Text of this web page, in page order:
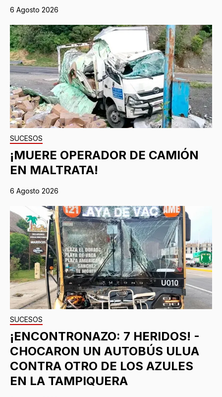
6 Agosto 2026
SUCESOS
¡MUERE OPERADOR DE CAMIÓN
EN MALTRATA!
6 Agosto 2026
SUCESOS
¡ENCONTRONAZO: 7 HERIDOS! -
CHOCARON UN AUTOBÚS ULUA
CONTRA OTRO DE LOS AZULES
EN LA TAMPIQUERA